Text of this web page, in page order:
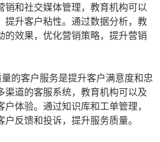
销和社交媒体管理，教育机构可以
提升客户粘性。通过数据分析，教
的效果，优化营销策略，提升营销
的客户服务是提升客户满意度和忠
渠道的客服系统，教育机构可以及
体验。通过知识库和工单管理，
反馈和投诉，提升服务质量。